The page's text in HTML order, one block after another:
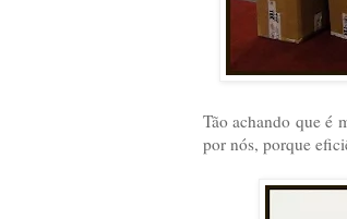
Tão achando que é
por nós, porque